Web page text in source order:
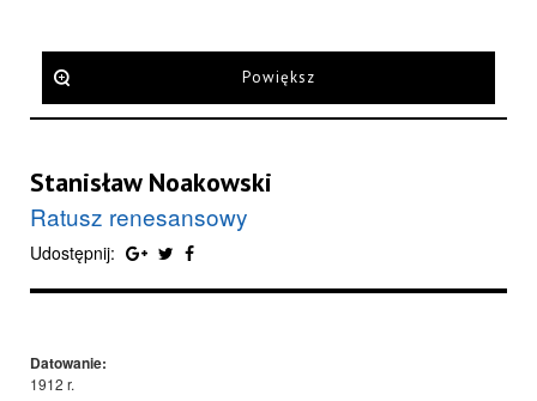
Powiększ
Stanisław Noakowski
Ratusz renesansowy
Udostępnij:
Datowanie:
1912 r.